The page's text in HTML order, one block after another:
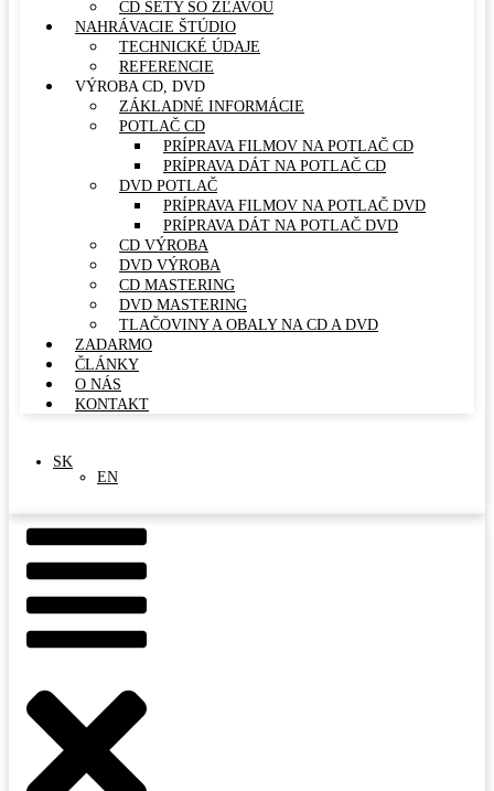
CD SETY SO ZĽAVOU
NAHRÁVACIE ŠTÚDIO
TECHNICKÉ ÚDAJE
REFERENCIE
VÝROBA CD, DVD
ZÁKLADNÉ INFORMÁCIE
POTLAČ CD
PRÍPRAVA FILMOV NA POTLAČ CD
PRÍPRAVA DÁT NA POTLAČ CD
DVD POTLAČ
PRÍPRAVA FILMOV NA POTLAČ DVD
PRÍPRAVA DÁT NA POTLAČ DVD
CD VÝROBA
DVD VÝROBA
CD MASTERING
DVD MASTERING
TLAČOVINY A OBALY NA CD A DVD
ZADARMO
ČLÁNKY
O NÁS
KONTAKT
SK
EN